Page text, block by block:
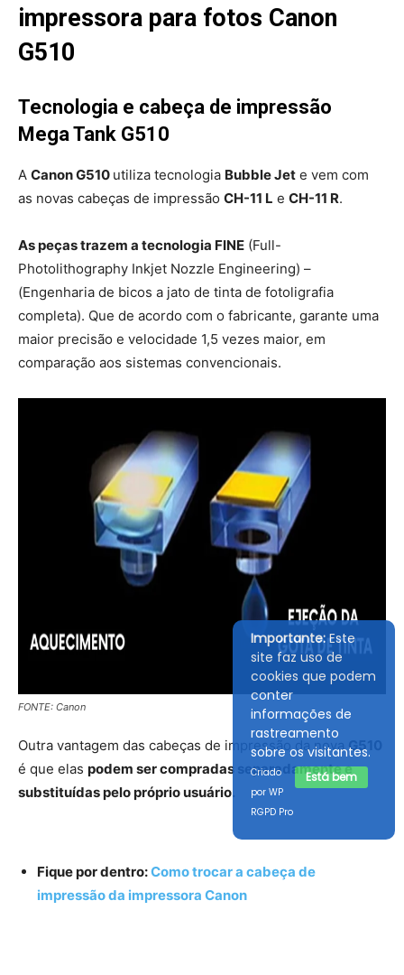
impressora para fotos Canon
G510
Tecnologia e cabeça de impressão
Mega Tank G510
A Canon G510 utiliza tecnologia Bubble Jet e vem com
as novas cabeças de impressão CH-11 L e CH-11 R.
As peças trazem a tecnologia FINE (Full-
Photolithography Inkjet Nozzle Engineering) –
(Engenharia de bicos a jato de tinta de fotoligrafia
completa). Que de acordo com o fabricante, garante uma
maior precisão e velocidade 1,5 vezes maior, em
comparação aos sistemas convencionais.
FONTE: Canon
Outra vantagem das cabeças de impressão da novaG510
é que elas podem ser compradas separadamente e
substituídas pelo próprio usuário.
Fique por dentro:Como trocar a cabeça de
impressão da impressora Canon
Importante:Este
site faz uso de
cookies que podem
conter
informações de
rastreamento
sobre os visitantes.
Está bem
Criado
por WP
RGPD Pro